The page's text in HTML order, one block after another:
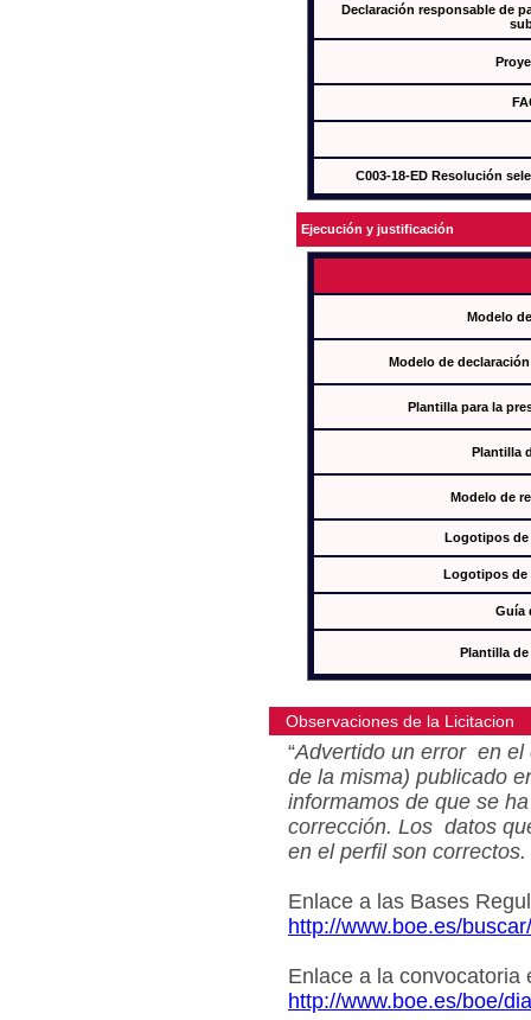
Declaración responsable de
C003-18-ED Resolución
Ejecución y justificación
Modelo
Modelo de
Plantilla para la
Plantilla
Modelo de
Logotipos de
Logotipos de
Guía
Plantilla
Observaciones de la Licitacion
“Advertido un error en el
de la misma) publicado
informamos de que se
corrección. Los datos
en el perfil son correctos.
Enlace a las Bases
http://www.boe.es/
Enlace a la convocatoria
http://www.boe.es/boe/